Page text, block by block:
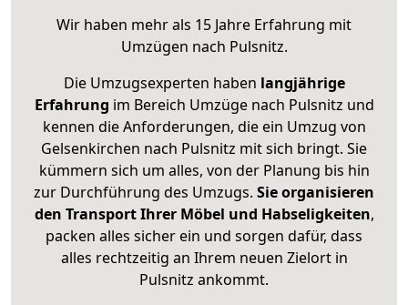
Wir haben mehr als 15 Jahre Erfahrung mit
Umzügen nach Pulsnitz.
Die Umzugsexperten haben langjährige
Erfahrung im Bereich Umzüge nach Pulsnitz und
kennen die Anforderungen, die ein Umzug von
Gelsenkirchen nach Pulsnitz mit sich bringt. Sie
kümmern sich um alles, von der Planung bis hin
zur Durchführung des Umzugs. Sie organisieren
den Transport Ihrer Möbel und Habseligkeiten,
packen alles sicher ein und sorgen dafür, dass
alles rechtzeitig an Ihrem neuen Zielort in
Pulsnitz ankommt.